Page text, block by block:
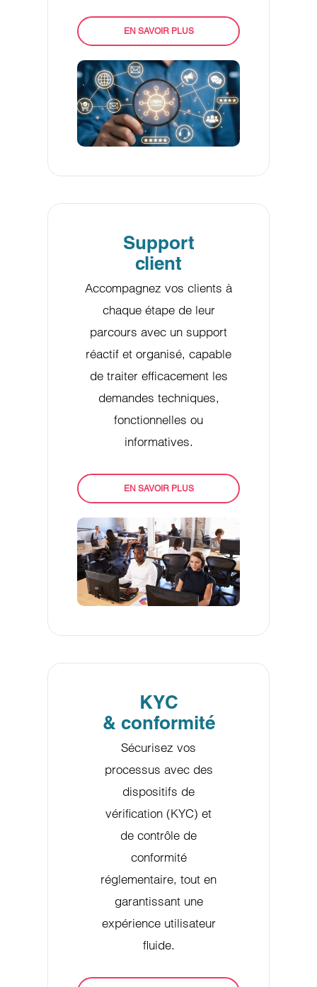
EN SAVOIR PLUS
Support
client
Accompagnez vos clients à
chaque étape de leur
parcours avec un support
réactif et organisé, capable
de traiter efficacement les
demandes techniques,
fonctionnelles ou
informatives.
EN SAVOIR PLUS
KYC
& conformité
Sécurisez vos
processus avec des
dispositifs de
vérification (KYC) et
de contrôle de
conformité
réglementaire, tout en
garantissant une
expérience utilisateur
fluide.